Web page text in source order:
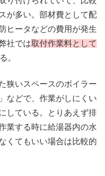
が多い。部材費として配
ヒータなどの費用が発生
社では取付作業料として
。
狭いスペースのボイラー
などで、作業がしにくい
している。とりあえず排
業する時に給湯器内の水
くてもいい場合は比較的